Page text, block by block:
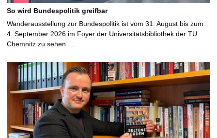
So wird Bundespolitik greifbar
Wanderausstellung zur Bundespolitik ist vom 31. August bis zum
4. September 2026 im Foyer der Universitätsbibliothek der TU
Chemnitz zu sehen …